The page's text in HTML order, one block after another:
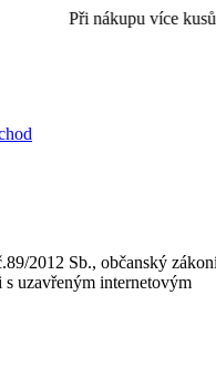
Při nákupu více kusů
2012 Sb., občanský
uzavřeným internetovým